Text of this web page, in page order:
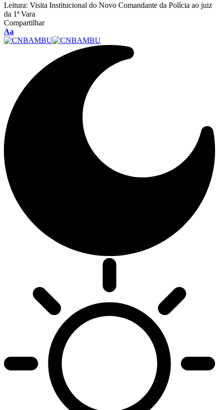
Leitura: Visita Institucional do Novo Comandante da Polícia ao juiz
da 1ª Vara
Compartilhar
Aa